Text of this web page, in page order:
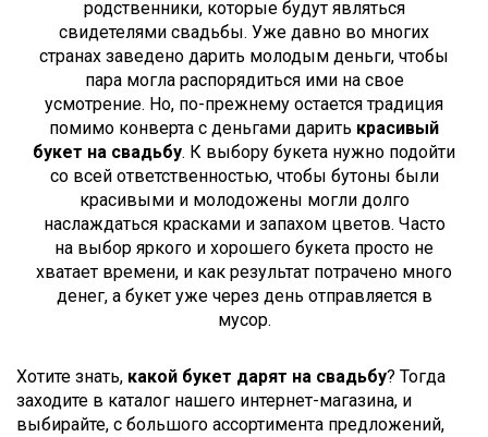
родственники, которые будут являться
свидетелями свадьбы. Уже давно во многих
странах заведено дарить молодым деньги, чтобы
пара могла распорядиться ими на свое
усмотрение. Но, по-прежнему остается традиция
помимо конверта с деньгами дарить красивый
букет на свадьбу. К выбору букета нужно подойти
со всей ответственностью, чтобы бутоны были
красивыми и молодожены могли долго
наслаждаться красками и запахом цветов. Часто
на выбор яркого и хорошего букета просто не
хватает времени, и как результат потрачено много
денег, а букет уже через день отправляется в
мусор.
Хотите знать, какой букет дарят на свадьбу? Тогда
заходите в каталог нашего интернет-магазина, и
выбирайте, с большого ассортимента предложений,